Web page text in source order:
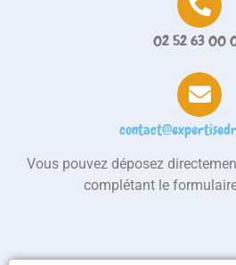
02 52 63 00
Vous pouvez déposez
complétant le